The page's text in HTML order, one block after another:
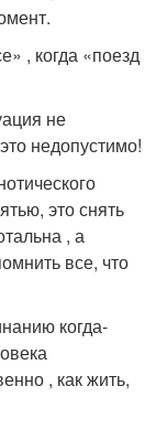
, когда «поезд
не
недопустимо!
это снять
, а
все, что
когда-
, как жить,